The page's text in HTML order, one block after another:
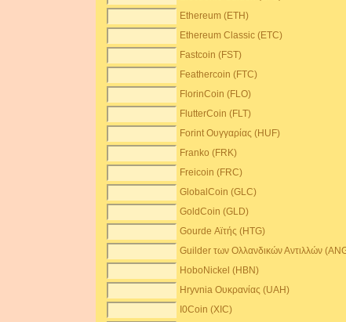
Ethereum (ETH)
Ethereum Classic (ETC)
Fastcoin (FST)
Feathercoin (FTC)
FlorinCoin (FLO)
FlutterCoin (FLT)
Forint Ουγγαρίας (HUF)
Franko (FRK)
Freicoin (FRC)
GlobalCoin (GLC)
GoldCoin (GLD)
Gourde Αϊτής (HTG)
Guilder των Ολλανδικών Αντιλλών
HoboNickel (HBN)
Hryvnia Ουκρανίας (UAH)
I0Coin (XIC)